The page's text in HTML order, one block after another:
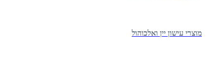
מוצרי עישון יין ואלכוהול